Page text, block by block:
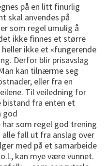
på en litt finurlig
skal anvendes på
som regel umulig å
ikke finnes et større
ikke et «fungerende
Derfor blir prisavslag
kan tilnærme seg
eller fra en
Til veiledning for
fra enten et
god
som regel god trening
fall ut fra anslag over
med på et samarbeide
kan mye være vunnet.